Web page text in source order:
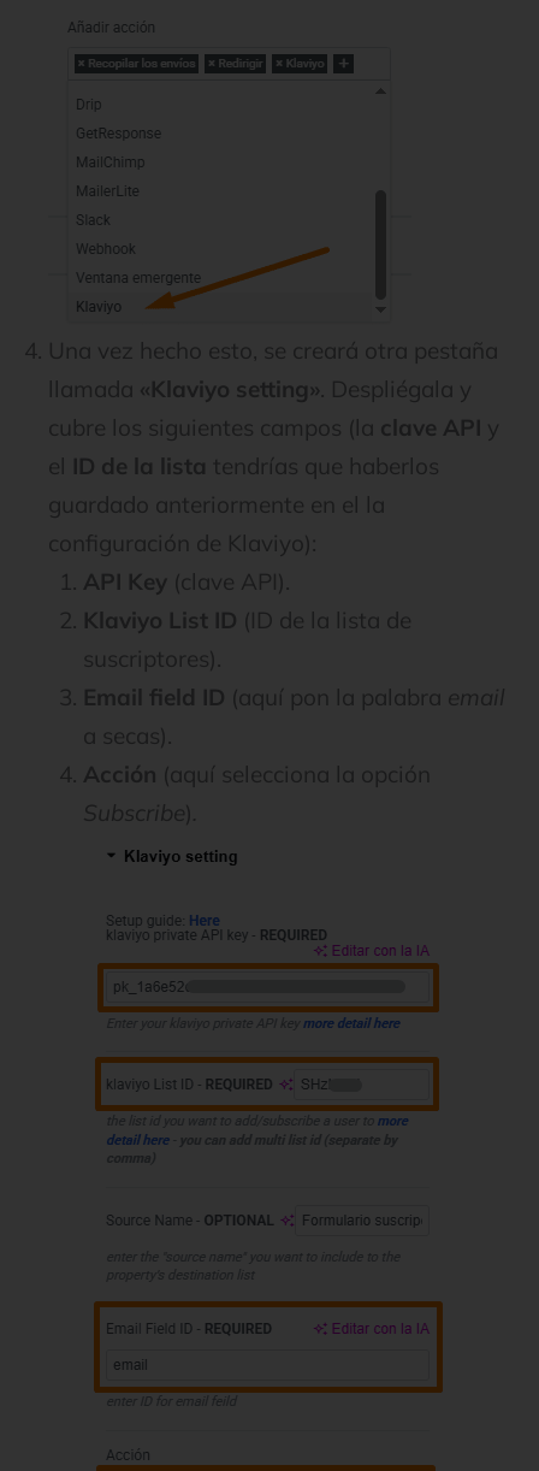
Una vez hecho esto, se creará otra pestaña
llamada «Klaviyo setting». Despliégala y
cubre los siguientes campos (la clave API y
el ID de la lista tendrías que haberlos
guardado anteriormente en el la
configuración de Klaviyo):
API Key (clave API).
Klaviyo List ID (ID de la lista de
suscriptores).
Email field ID (aquí pon la palabra email
a secas).
Acción (aquí selecciona la opción
Subscribe).